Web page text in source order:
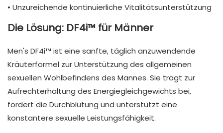
• Unzureichende kontinuierliche Vitalitätsunterstützung
Die Lösung: DF4i™ für Männer
Men's DF4i™ ist eine sanfte, täglich anzuwendende
Kräuterformel zur Unterstützung des allgemeinen
sexuellen Wohlbefindens des Mannes. Sie trägt zur
Aufrechterhaltung des Energiegleichgewichts bei,
fördert die Durchblutung und unterstützt eine
konstantere sexuelle Leistungsfähigkeit.